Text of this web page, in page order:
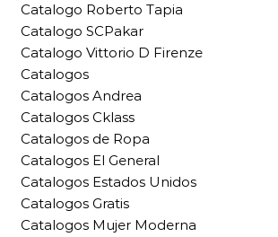
Catalogo Roberto Tapia
Catalogo SCPakar
Catalogo Vittorio D Firenze
Catalogos
Catalogos Andrea
Catalogos Cklass
Catalogos de Ropa
Catalogos El General
Catalogos Estados Unidos
Catalogos Gratis
Catalogos Mujer Moderna